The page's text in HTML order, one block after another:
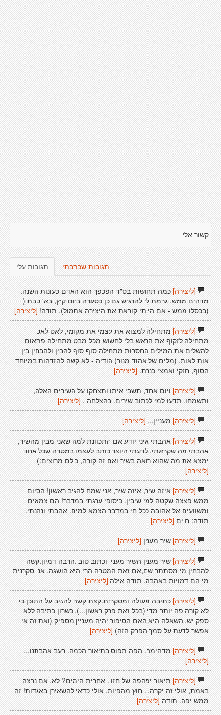
קשור אלי
תגובות עלי תגובות שכתבתי
[ליצירה]כמה תחושות בס"ד הפכפך הוא האדם כעונות השנה.
מדהים ממש. גרמת לי להרגיש גם כן כסערה ביום קיץ, בא' טבת (=
(בכסלו ממש - אם הייתי קוראת את היצירה אתמול). תודה! [ליצירה]
[ליצירה]מתחילה למצוא את עצמי את מקומי, לאט לאט
מתחילה לזקוף את הראש בלי לחשוש מכל מבט מתחילה פתאום
להשלים את המילים החסרות מתחילה סוף סוף להבין ולהבחין בין
אות לאות. (מלים של אהוד מנור) הודיה - לא קשה להזדהות במיוחד
הסוף, חזקי ואמצי כּנרת. [ליצירה]
[ליצירה]ויום אחד, תשבי איתו ותצחקו על השירים האלה,
ותשמחו. תדעו למי לכתוב שירים. בהצלחה . [ליצירה]
[ליצירה]מעניין...[ליצירה]
[ליצירה]אהבתי איני יודע אם התכוונת למה שאני מבין מהשיר,
אהבתי מה שקראתי, לדעתי היוצר כותב לעצמו במטרה שכל אחד
ימצא את מה שהוא רואה בשיר ואם זה קורה, כולם מרוצים:)
[ליצירה]
[ליצירה]איזה שיר, איזה שיר, אני שמח להגיב ראשון! הסיום
ממש פצצה שקטה למי שיבין. כיסופי ערגתי במדבר! הם צמאים
ומשוועים אל אהובה ככל חי במדבר הצמא למים. אהבתי ונהנתי.
תודה: חיים[ליצירה]
[ליצירה]שיר מענין[ליצירה]
[ליצירה]שיר מענין השיר מענין וכתוב טוב ,הרבה דמיון,קשה
להבחין מי מסתתר שם,אם זאת המטרה הרי היא הושגה. אני סקרנית
מי הם דמויות באהבה. תודה אילה [ליצירה]
[ליצירה]כתיבה מעולה ומסקרנת.קצת קשה להגיב על התוכן כי
לא קורה פה יותר מדי (בכל זאת פרק ראשון...), כשרון כתיבה ללא
ספק יש, השאלה היא האם הסיפור יהיה מעניין מספיק (ואת זה אי
אפשר לדעת על סמך הפרק הזה) [ליצירה]
[ליצירה]מדהימה. הפה תפוס בתיאור הכמה. רעב אהבתנו...
[ליצירה]
[ליצירה]תיאור יפהפה של חזון. אחרית הימים? לא, אם נרצה
באמת, אולי זה יקרה... חוץ מהפיות, אולי כדאי להשאירן באגדות! זה
ממש יפה. תודה [ליצירה]